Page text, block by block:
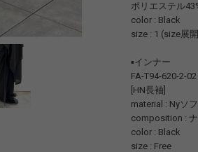
ポリエステル
color : Black
size : 1 (size展
▪️インナー
FA-T94-620-2-02
[HN長袖]
material : Nyソ
composition :
color : Black
size : Free